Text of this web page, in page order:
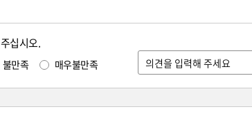
십시오.
불만족 매우불만족